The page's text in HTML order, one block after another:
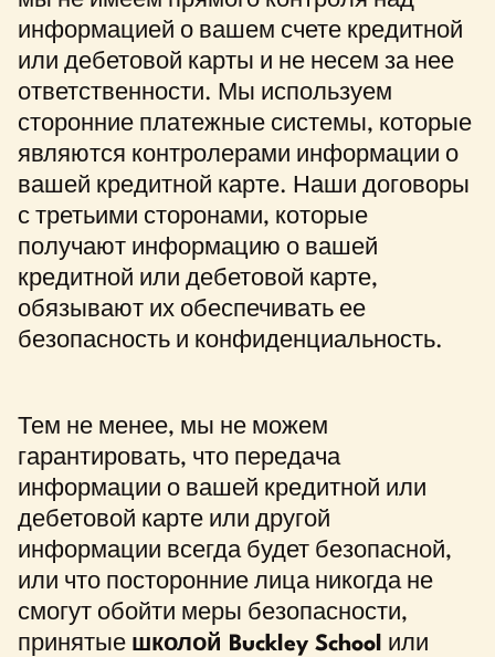
информацией о вашем счете кредитной
или дебетовой карты и не несем за нее
ответственности. Мы используем
сторонние платежные системы, которые
являются контролерами информации о
вашей кредитной карте. Наши договоры
с третьими сторонами, которые
получают информацию о вашей
кредитной или дебетовой карте,
обязывают их обеспечивать ее
безопасность и конфиденциальность.
Тем не менее, мы не можем
гарантировать, что передача
информации о вашей кредитной или
дебетовой карте или другой
информации всегда будет безопасной,
или что посторонние лица никогда не
смогут обойти меры безопасности,
принятые школой Buckley School или